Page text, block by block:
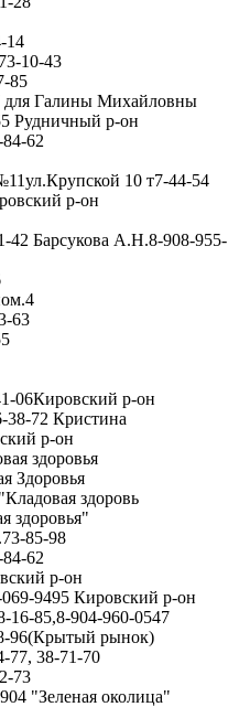
14
10-43
85
для Галины Михайловны
Рудничный р-он
62
10 т7-44-54
р-он
42 Барсукова А.Н.8-908-955-
63
06Кировский р-он
38-72 Кристина
р-он
здоровья
Здоровья
здоровь
здоровья"
85-98
62
р-он
9495 Кировский р-он
16-85,8-904-960-0547
96(Крытый рынок)
77, 38-71-70
73
"Зеленая околица"